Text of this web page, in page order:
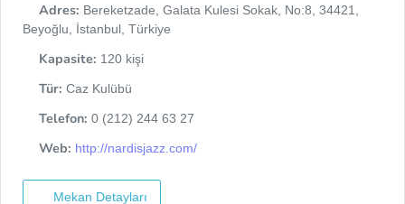
Adres: Bereketzade, Galata Kulesi Sokak, No:8, 34421,
Beyoğlu, İstanbul, Türkiye
Kapasite: 120 kişi
Tür: Caz Kulübü
Telefon: 0 (212) 244 63 27
Web: http://nardisjazz.com/
Mekan Detayları